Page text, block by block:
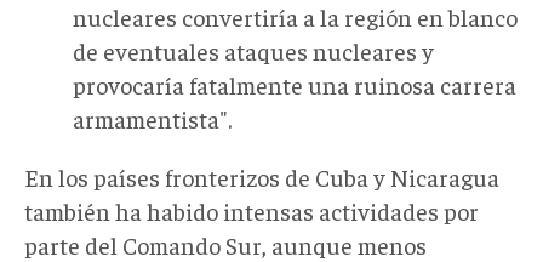
nucleares convertiría a la región en blanco
de eventuales ataques nucleares y
provocaría fatalmente una ruinosa carrera
armamentista".
En los países fronterizos de Cuba y Nicaragua
también ha habido intensas actividades por
parte del Comando Sur, aunque menos